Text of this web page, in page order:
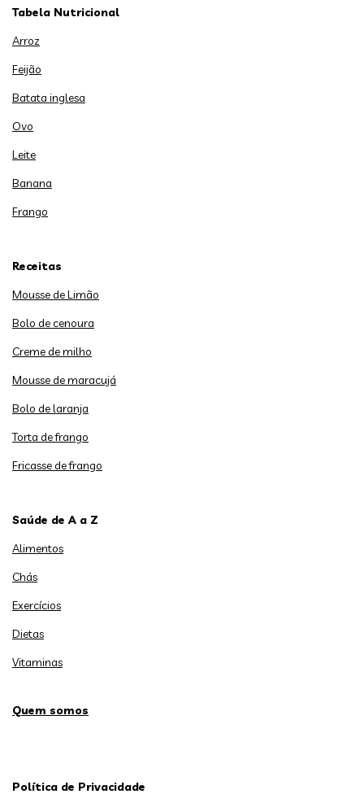
Tabela Nutricional
Arroz
Feijão
Batata inglesa
Ovo
Leite
Banana
Frango
Receitas
Mousse de Limão
Bolo de cenoura
Creme de milho
Mousse de maracujá
Bolo de laranja
Torta de frango
Fricasse de frango
Saúde de A a Z
Alimentos
Chás
Exercícios
Dietas
Vitaminas
Quem somos
Política de Privacidade